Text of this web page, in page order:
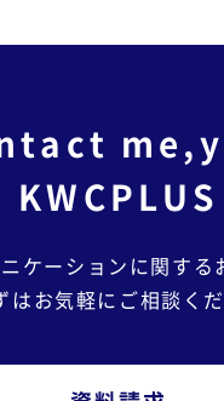
KWCPLUS
ケーションに関する
はお気軽にご相談く